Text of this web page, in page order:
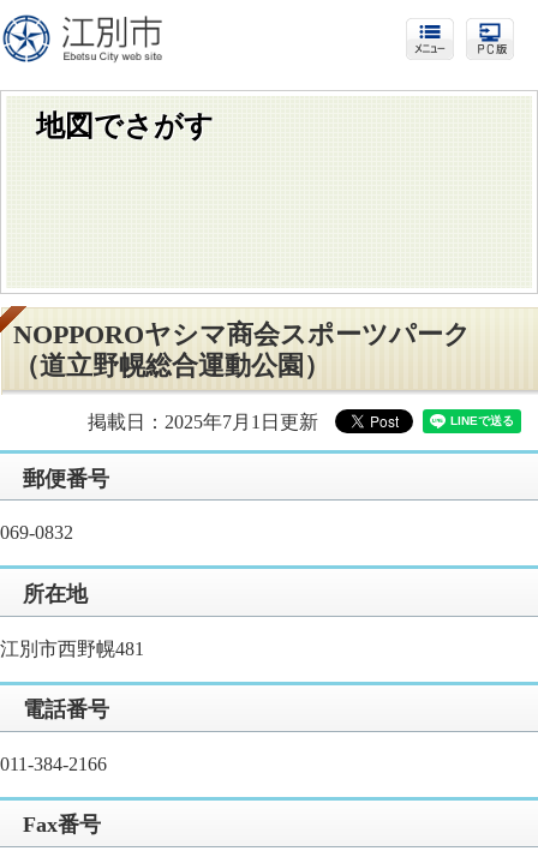
地図でさがす
NOPPOROヤシマ商会スポーツパーク
（道立野幌総合運動公園）
掲載日：2025年7月1日更新
​郵便番号
069-0832
所在地
江別市西野幌481
電話番号
011-384-2166
Fax番号